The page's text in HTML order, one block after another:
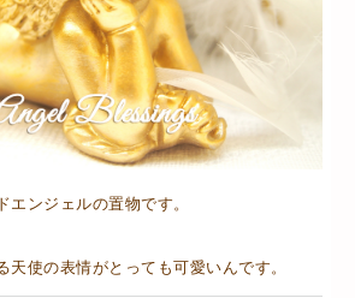
エンジェルの置物です。
天使の表情がとっても可愛いんです。